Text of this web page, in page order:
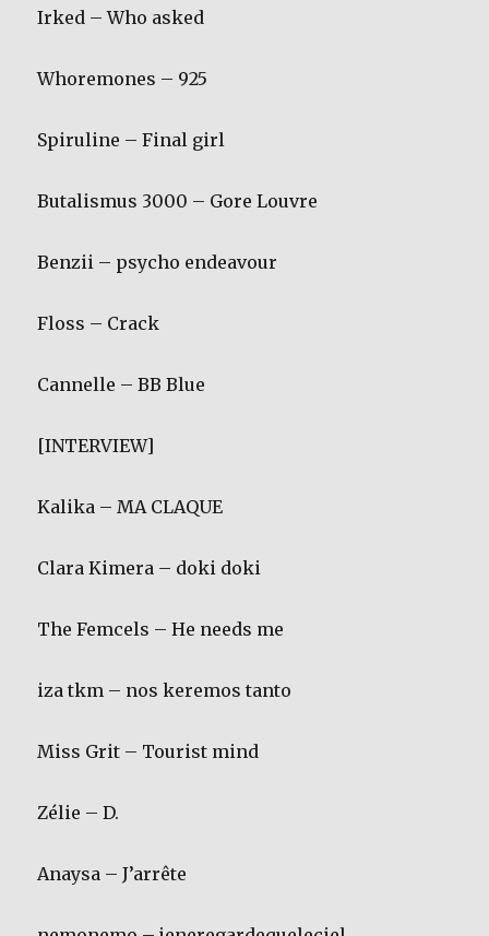
Irked – Who asked
Whoremones – 925
Spiruline – Final girl
Butalismus 3000 – Gore Louvre
Benzii – psycho endeavour
Floss – Crack
Cannelle – BB Blue
[INTERVIEW]
Kalika – MA CLAQUE
Clara Kimera – doki doki
The Femcels – He needs me
iza tkm – nos keremos tanto
Miss Grit – Tourist mind
Zélie – D.
Anaysa – J’arrête